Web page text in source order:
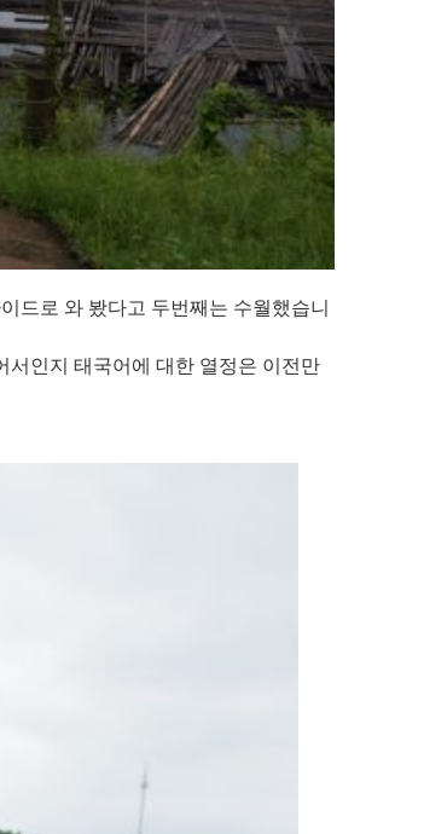
드로 와 봤다고 두번째는 수월했습니
서인지 태국어에 대한 열정은 이전만